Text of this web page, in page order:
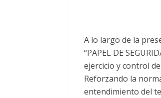
A lo largo de la
“PAPEL DE
ejercicio y control
Reforzando la
entendimiento del